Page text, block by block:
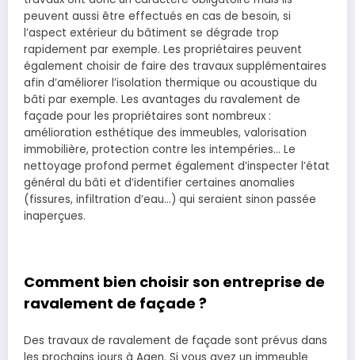
peuvent aussi être effectués en cas de besoin, si
l’aspect extérieur du bâtiment se dégrade trop
rapidement par exemple. Les propriétaires peuvent
également choisir de faire des travaux supplémentaires
afin d’améliorer l’isolation thermique ou acoustique du
bâti par exemple. Les avantages du ravalement de
façade pour les propriétaires sont nombreux :
amélioration esthétique des immeubles, valorisation
immobilière, protection contre les intempéries… Le
nettoyage profond permet également d’inspecter l’état
général du bâti et d’identifier certaines anomalies
(fissures, infiltration d’eau…) qui seraient sinon passée
inaperçues.
Comment bien choisir son entreprise de
ravalement de façade ?
Des travaux de ravalement de façade sont prévus dans
les prochains jours à Agen. Si vous avez un immeuble